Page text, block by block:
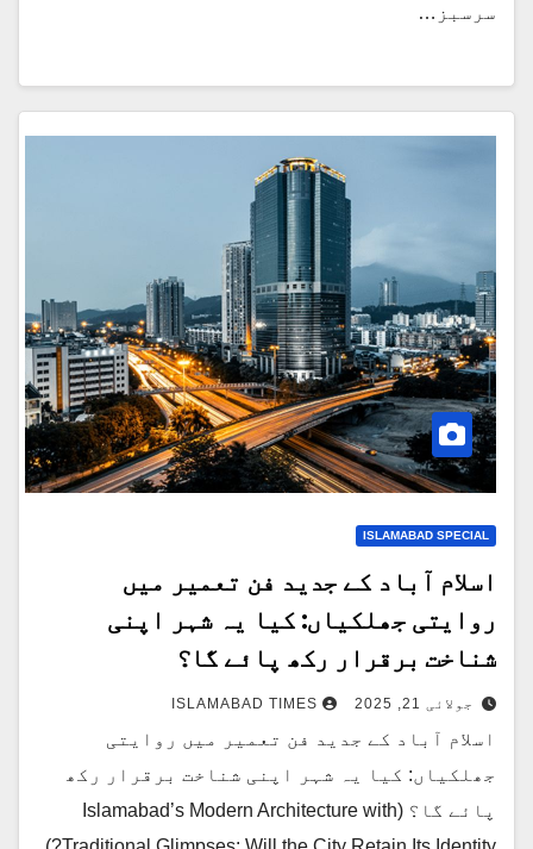
سرسبز…
ISLAMABAD SPECIAL
اسلام آباد کے جدید فن تعمیر میں
روایتی جھلکیاں: کیا یہ شہر اپنی
شناخت برقرار رکھ پائے گا؟
جولائی 21, 2025 ISLAMABAD TIMES
اسلام آباد کے جدید فن تعمیر میں روایتی
جھلکیاں: کیا یہ شہر اپنی شناخت برقرار رکھ
پائے گا؟ (Islamabad’s Modern Architecture with